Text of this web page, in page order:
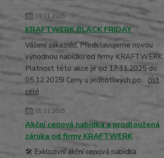
19.11.2025
KRAFTWERK BLACK FRIDAY
Vážení zákaznící, Představujeme novou
výhodnou nabídku od firmy KRAFTWERK.
Platnost této akce je od 17.11.2025 do
05.12.2025! Ceny u jednotlivých po... číst
celé
05.11.2025
Akční cenová nabídka a prodloužená
záruka od firmy KRAFTWERK
🛠️ Exkluzivní akční cenová nabídka